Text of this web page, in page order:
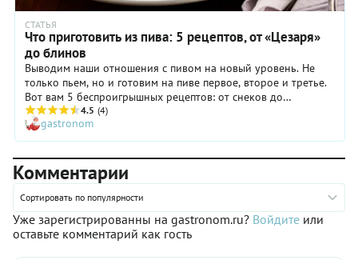
СТАТЬЯ
Что приготовить из пива: 5 рецептов, от «Цезаря»
до блинов
Выводим наши отношения с пивом на новый уровень. Не
только пьем, но и готовим на пиве первое, второе и третье.
Вот вам 5 беспроигрышных рецептов: от снеков до
полноценных блюд. Спойлер: блинчики на Масленицу тоже
есть.
4.5 (4)
gastronom
Комментарии
Сортировать по популярности
Уже зарегистрированны на gastronom.ru? Войдите или
оставьте комментарий как гость